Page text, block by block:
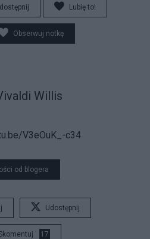
Lubię to!
Obserwuj notkę
Willis
V3eOuK_-c34
od blogera
Udostępnij
17